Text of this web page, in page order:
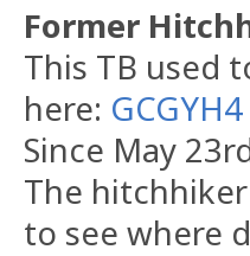
Former
This TB used
here: GCGYH4
Since May
The
to see where